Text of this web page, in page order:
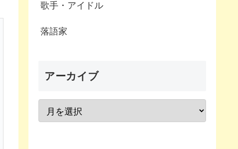
歌手・アイドル
落語家
アーカイブ